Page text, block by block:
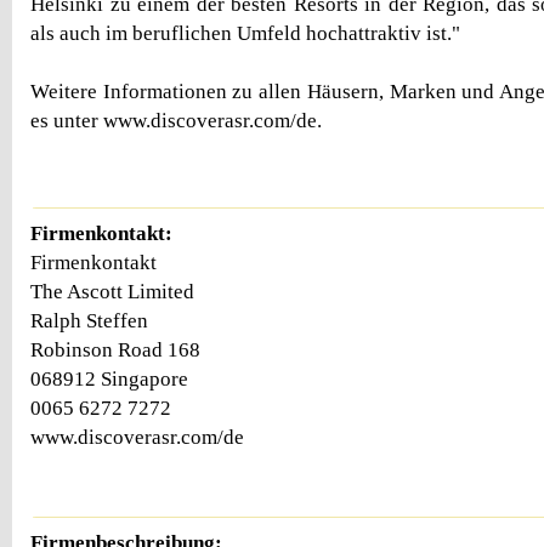
als auch im beruflichen Umfeld hochattraktiv ist."
Weitere Informationen zu allen Häusern, Marken und
es unter www.discoverasr.com/de.
Firmenkontakt:
Firmenkontakt
The Ascott Limited
Ralph Steffen
Robinson Road 168
068912 Singapore
0065 6272 7272
www.discoverasr.com/de
Firmenbeschreibung: